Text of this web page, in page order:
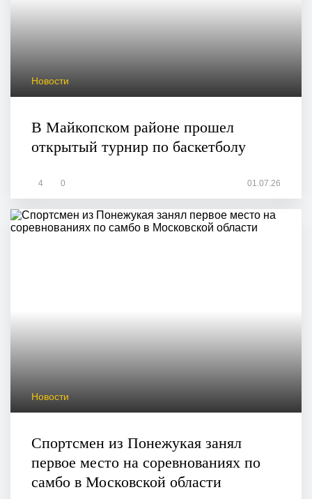
Новости
В Майкопском районе прошел
открытый турнир по баскетболу
4 0 01.07.26
Новости
Спортсмен из Понежукая занял
первое место на соревнованиях по
самбо в Московской области